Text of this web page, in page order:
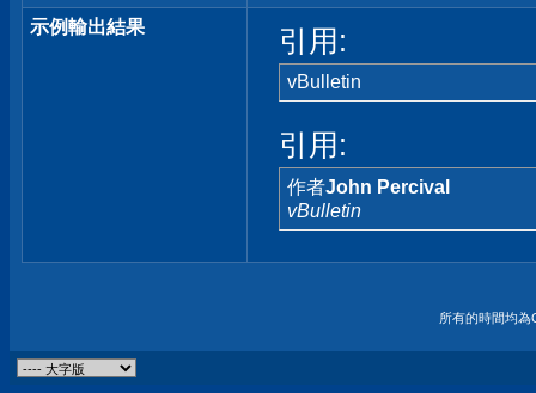
示例輸出結果 引用:
vBulletin
引用:
作者John Percival
vBulletin
所有的時間均為